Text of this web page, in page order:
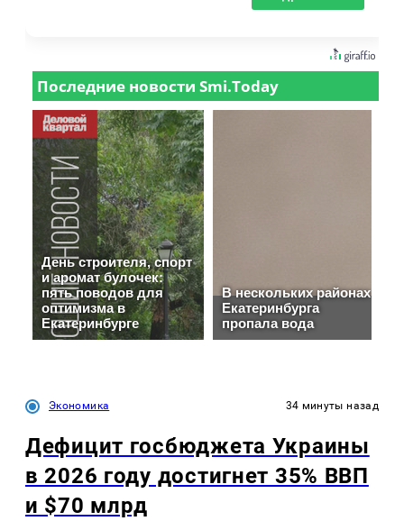
Экономика 34 минуты назад
Дефицит госбюджета Украины
в 2026 году достигнет 35% ВВП
и $70 млрд